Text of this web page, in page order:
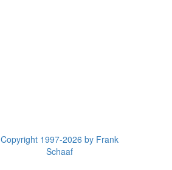
Copyright 1997-2026 by Frank
Schaaf